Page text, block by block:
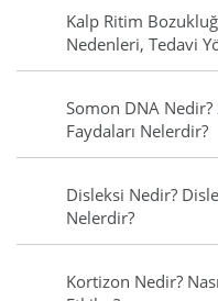
Kalp Ritim
Nedenleri, Tedavi
Somon DNA Nedir?
Faydaları Nelerdir?
Disleksi Nedir?
Nelerdir?
Kortizon Nedir?